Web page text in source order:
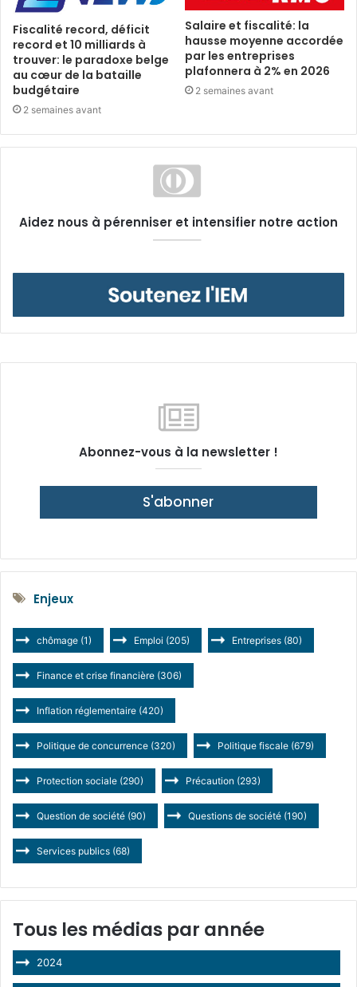
Fiscalité record, déficit
record et 10 milliards à
trouver: le paradoxe belge
au cœur de la bataille
budgétaire
2 semaines avant
Salaire et fiscalité: la
hausse moyenne accordée
par les entreprises
plafonnera à 2% en 2026
2 semaines avant
Aidez nous à pérenniser et intensifier notre action
Abonnez-vous à la newsletter !
S'abonner
Enjeux
chômage (1) Emploi (205) Entreprises (80)
Finance et crise financière (306)
Inflation réglementaire (420)
Politique de concurrence (320) Politique fiscale (679)
Protection sociale (290) Précaution (293)
Question de société (90) Questions de société (190)
Services publics (68)
Tous les médias par année
2024